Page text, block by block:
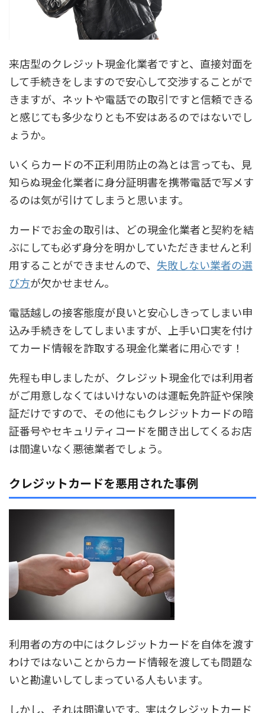
来店型のクレジット現金化業者ですと、直接対面を
して手続きをしますので安心して交渉することがで
きますが、ネットや電話での取引ですと信頼できる
と感じても多少なりとも不安はあるのではないでし
ょうか。
いくらカードの不正利用防止の為とは言っても、見
知らぬ現金化業者に身分証明書を携帯電話で写メす
るのは気が引けてしまうと思います。
カードでお金の取引は、どの現金化業者と契約を結
ぶにしても必ず身分を明かしていただきませんと利
用することができませんので、 失敗しない業者の選
び方が欠かせません。
電話越しの接客態度が良いと安心しきってしまい申
込み手続きをしてしまいますが、上手い口実を付け
てカード情報を詐取する現金化業者に用心です！
先程も申しましたが、クレジット現金化では利用者
がご用意しなくてはいけないのは運転免許証や保険
証だけですので、その他にもクレジットカードの暗
証番号やセキュリティコードを聞き出してくるお店
は間違いなく悪徳業者でしょう。
クレジットカードを悪用された事例
利用者の方の中にはクレジットカードを自体を渡す
わけではないことからカード情報を渡しても問題な
いと勘違いしてしまっている人もいます。
しかし、それは間違いです。実はクレジットカード